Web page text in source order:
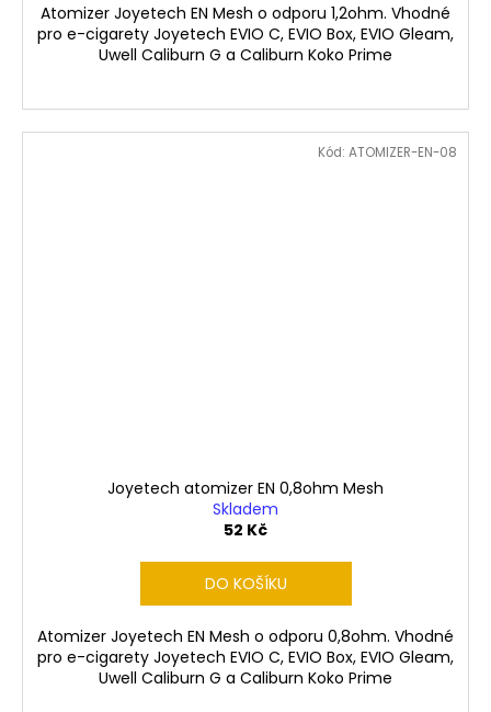
Atomizer Joyetech EN Mesh o odporu 1,2ohm. Vhodné
pro e-cigarety Joyetech EVIO C, EVIO Box, EVIO Gleam,
Uwell Caliburn G a Caliburn Koko Prime
Joyetech atomizer EN 0,8ohm Mesh
Skladem
52 Kč
DO KOŠÍKU
Atomizer Joyetech EN Mesh o odporu 0,8ohm. Vhodné
pro e-cigarety Joyetech EVIO C, EVIO Box, EVIO Gleam,
Uwell Caliburn G a Caliburn Koko Prime
Kód: ATOMIZER-EN-08